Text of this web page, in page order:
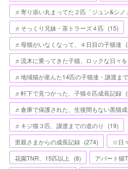
♬寄り添い丸まってた２匹「ジュン&シノ」
♬そっくり兄妹・茶トラーズ４匹 (15)
♬母猫がいなくなって、４日目の子猫達 (
♬流木に乗ってきた子猫、ロックな日々
♬地域猫が産んた14匹の子猫達・譲渡ま
♬軒下で見つかった、子猫６匹成長記録 (
♬倉庫で保護された、生後間もない黒猫
♬キジ猫３匹、譲渡までの道のり
(19)
里親さまからの成長記録 (274) ☆日
花園TNR、15匹以上 (8) アパート猫